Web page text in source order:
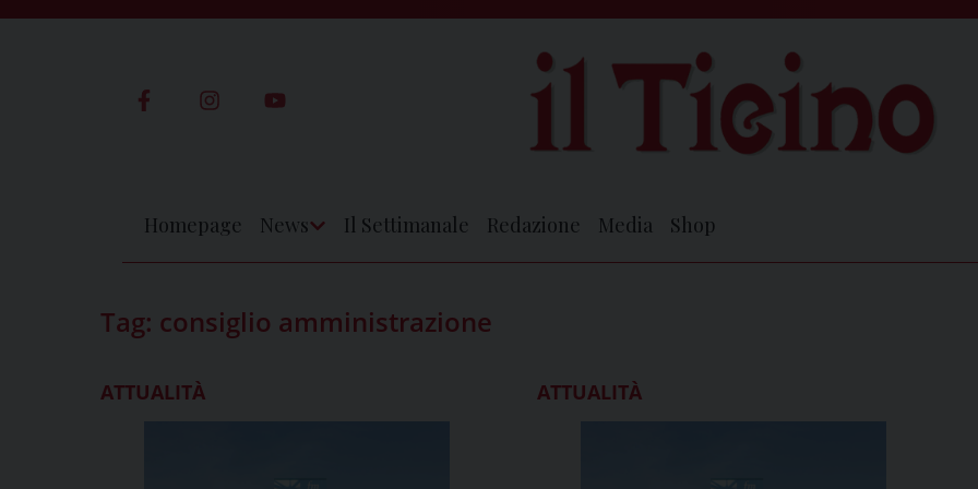
Homepage News Il Settimanale Redazione Media Shop
Tag: consiglio amministrazione
ATTUALITÀ ATTUALITÀ